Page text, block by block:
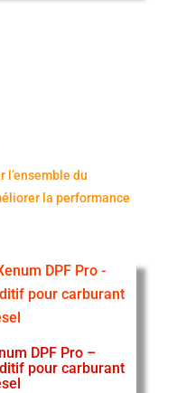
du
la performance
DPF Pro –
pour carburant